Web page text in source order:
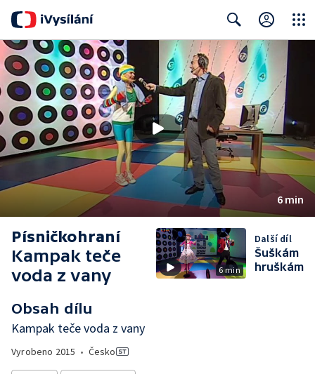
Search Close
6 min
Písničkohraní
Kampak teče
voda z vany
Obsah dílu
Kampak teče voda z vany
Vyrobeno 2015 • Česko
6 min
Další díl
Šuškám
hruškám